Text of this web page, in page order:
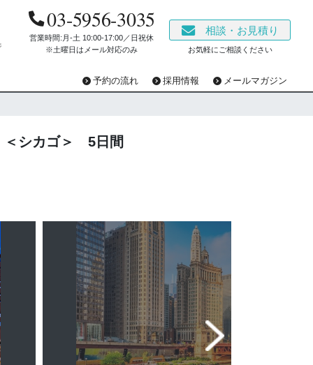
03-5956-3035
営業時間:月-土 10:00‐17:00／日祝休
※土曜日はメール対応のみ
相談・お見積り
お気軽にご相談ください
予約の流れ 採用情報 メールマガジン
シカゴ＞ 5日間